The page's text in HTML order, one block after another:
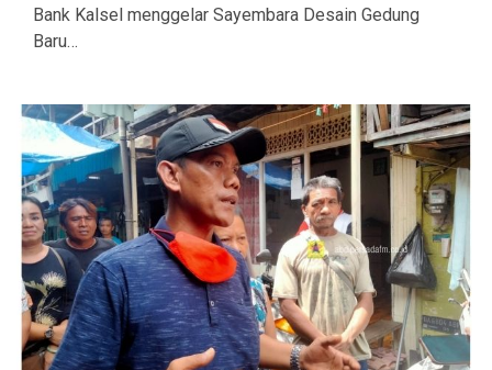
Bank Kalsel menggelar Sayembara Desain Gedung
Baru…